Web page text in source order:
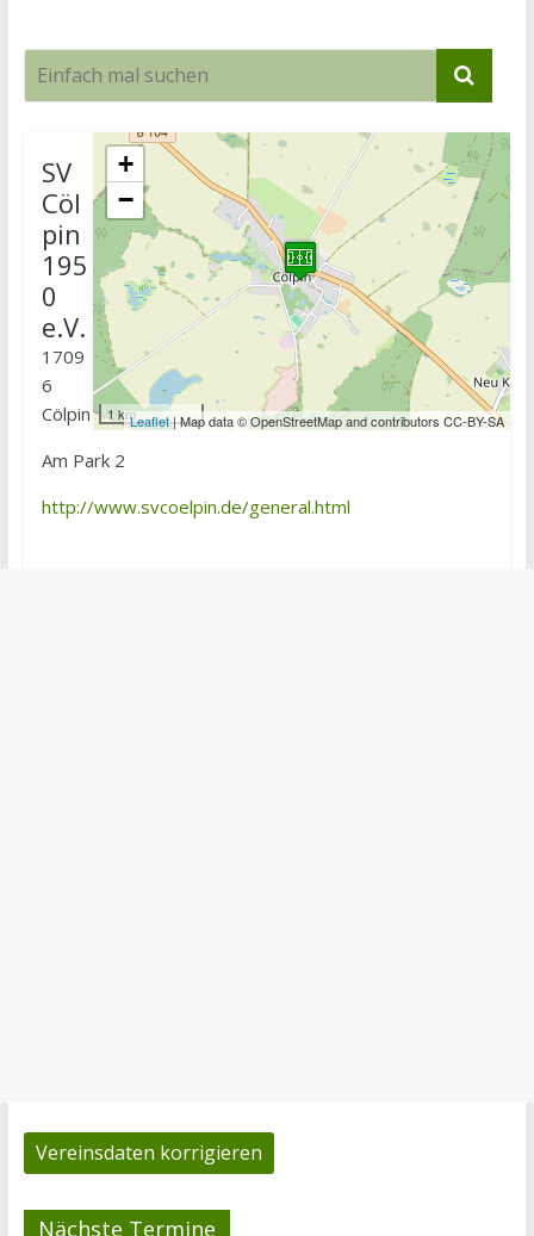
+
−
1 kmLeaflet| Map data © OpenStreetMap and contributors CC-BY-SA
SV
Cöl
pin
195
0
e.V.
1709
6
Cölpin
Am Park 2
http://www.svcoelpin.de/general.html
Vereinsdaten korrigieren
Nächste Termine